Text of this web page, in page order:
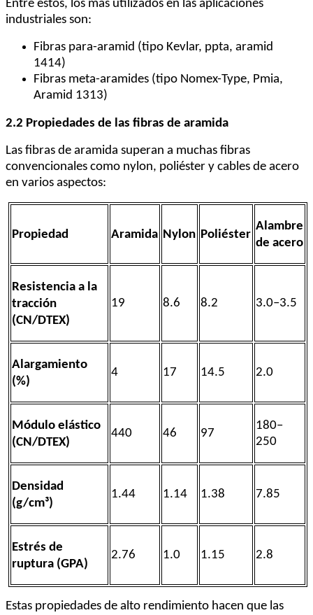
Entre estos, los más utilizados en las aplicaciones
industriales son:
Fibras para-aramid (tipo Kevlar, ppta, aramid
1414)
Fibras meta-aramides (tipo Nomex-Type, Pmia,
Aramid 1313)
2.2 Propiedades de las fibras de aramida
Las fibras de aramida superan a muchas fibras
convencionales como nylon, poliéster y cables de acero
en varios aspectos:
Propiedad Aramida Nylon Poliéster
Alambre
de acero
Resistencia a la
tracción
(CN/DTEX)
19 8.6 8.2 3.0–3.5
Alargamiento
(%)
4 17 14.5 2.0
Módulo elástico
(CN/DTEX)
440 46 97
180–
250
Densidad
(g/cm³)
1.44 1.14 1.38 7.85
Estrés de
ruptura (GPA)
2.76 1.0 1.15 2.8
Estas propiedades de alto rendimiento hacen que las